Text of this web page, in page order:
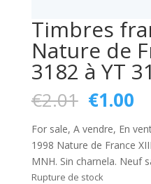
Timbres
Nature de
3182 à YT
€2.01 Le
prix
initial
était :
€2.01.
€1.00Le
For sale, A vendre, En
1998 Nature de France
MNH. Sin charnela. Neuf
Rupture de stock